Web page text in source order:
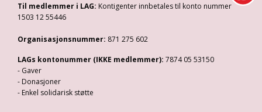
Til medlemmer i LAG: Kontigenter innbetales til konto nummer
1503 12 55446
Organisasjonsnummer: 871 275 602
LAGs kontonummer (IKKE medlemmer): 7874 05 53150
- Gaver
- Donasjoner
- Enkel solidarisk støtte